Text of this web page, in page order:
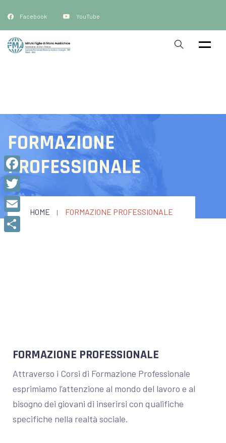
Facebook YouTube
FORMAZIONE
PROFESSIONALE
HOME FORMAZIONE PROFESSIONALE
FORMAZIONE PROFESSIONALE
Attraverso i Corsi di Formazione Professionale
esprimiamo l’attenzione al mondo del lavoro e al
bisogno dei giovani di inserirsi con qualifiche
specifiche nella realtà sociale.
Facebook
Twitter
Email